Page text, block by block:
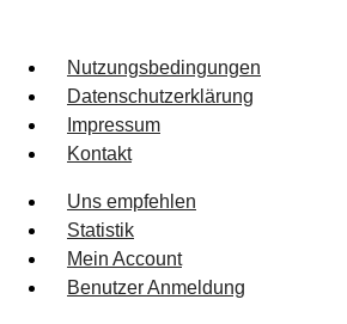
Nutzungsbedingungen
Datenschutzerklärung
Impressum
Kontakt
Uns empfehlen
Statistik
Mein Account
Benutzer Anmeldung